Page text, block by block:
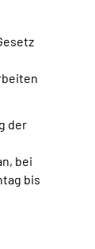
der
bei
bis